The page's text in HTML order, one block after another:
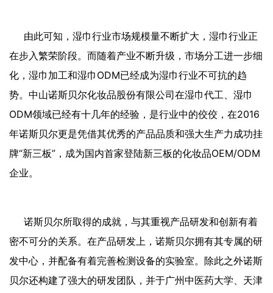
由此可知，湿巾行业市场规模量不断扩大，湿巾行业正
在步入繁荣阶段。而随着产业不断升级，市场分工进一步细
化，湿巾加工和湿巾ODM已经成为湿巾行业不可抗的趋
势。中山诺斯贝尔化妆品股份有限公司在湿巾代工、湿巾
ODM领域已经有十几年的经验，是行业中的佼佼，在2016
年诺斯贝尔更是凭借其优秀的产品品质和强大生产力成功挂
牌“新三板”，成为国内首家登陆新三板的化妆品OEM/ODM
企业。
诺斯贝尔所取得的成就，与其重视产品研发和创新有着
密不可分的关系。在产品研发上，诺斯贝尔拥有其专属的研
发中心，并配备有着完善检测设备的实验室。除此之外诺斯
贝尔还构建了强大的研发团队，并于广州中医药大学、天津